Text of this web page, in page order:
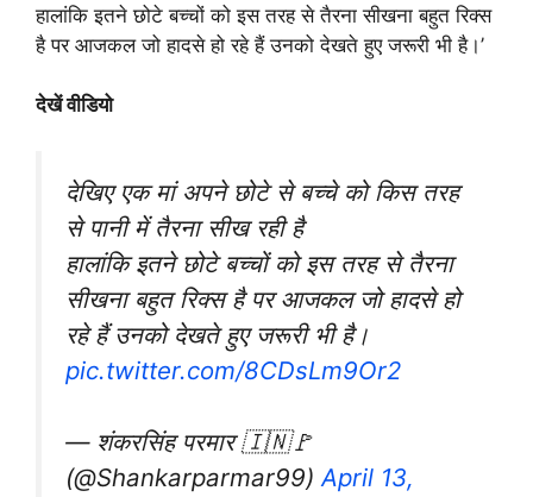
हालांकि इतने छोटे बच्चों को इस तरह से तैरना सीखना बहुत रिक्स
है पर आजकल जो हादसे हो रहे हैं उनको देखते हुए जरूरी भी है।’
देखें वीडियो
देखिए एक मां अपने छोटे से बच्चे को किस तरह
से पानी में तैरना सीख रही है
हालांकि इतने छोटे बच्चों को इस तरह से तैरना
सीखना बहुत रिक्स है पर आजकल जो हादसे हो
रहे हैं उनको देखते हुए जरूरी भी है।
pic.twitter.com/8CDsLm9Or2
— शंकरसिंह परमार 🇮🇳🚩
(@Shankarparmar99)April 13,